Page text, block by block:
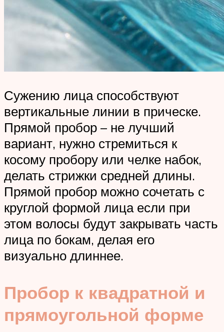
Сужению лица способствуют
вертикальные линии в прическе.
Прямой пробор – не лучший
вариант, нужно стремиться к
косому пробору или челке набок,
делать стрижки средней длины.
Прямой пробор можно сочетать с
круглой формой лица если при
этом волосы будут закрывать часть
лица по бокам, делая его
визуально длиннее.
Пробор к квадратной и
прямоугольной форме